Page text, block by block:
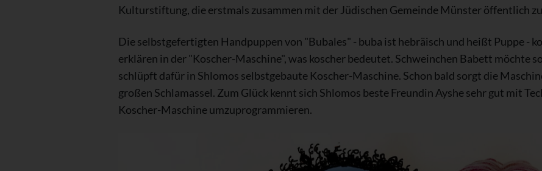
Kulturstiftung, die erstmals zusammen mit der Jüdischen Gemeinde Münster öffentlich
Die selbstgefertigten Handpuppen von "Bubales" - buba ist hebräisch und heißt Puppe -
erklären in der "Koscher-Maschine", was koscher bedeutet. Schweinchen Babett möchte
schlüpft dafür in Shlomos selbstgebaute Koscher-Maschine. Schon bald sorgt die
großen Schlamassel. Zum Glück kennt sich Shlomos beste Freundin Ayshe sehr gut mit
Koscher-Maschine umzuprogrammieren.